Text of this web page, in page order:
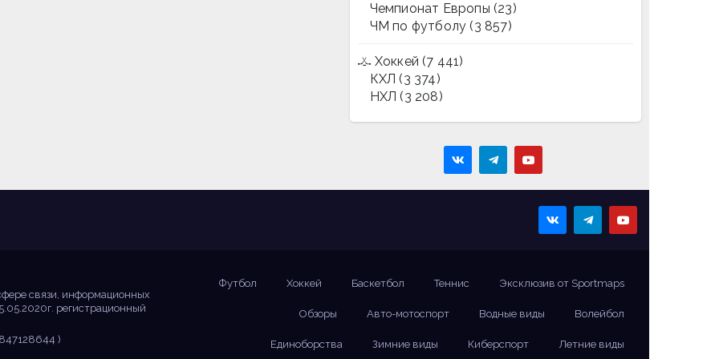
Чемпионат Европы (23)
ЧМ по футболу (3 857)
Хоккей (7 441)
КХЛ (3 374)
НХЛ (3 208)
связи, информационных
регистрационный
)
Футбол Хоккей Баскетбол Теннис Эксклюзив от Sportmaps
Обзоры Авто-мотоспорт Водные виды Волейбол
Единоборства Зимние виды Киберспорт Летние виды